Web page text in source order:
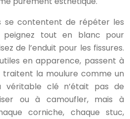
se contentent de répéter les
peignez tout en blanc pour
de l’enduit pour les fissures.
en apparence, passent à
traitent la moulure comme un
clé n’était pas de
ou à camoufler, mais à
corniche, chaque stuc,